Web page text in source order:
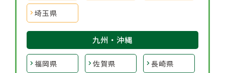
埼玉県
九州・沖縄
福岡県 佐賀県 長崎県